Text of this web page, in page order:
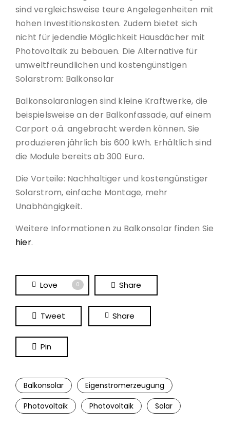
sind vergleichsweise teure Angelegenheiten mit
hohen Investitionskosten. Zudem bietet sich
nicht für jedendie Möglichkeit Hausdächer mit
Photovoltaik zu bebauen. Die Alternative für
umweltfreundlichen und kostengünstigen
Solarstrom: Balkonsolar
Balkonsolaranlagen sind kleine Kraftwerke, die
beispielsweise an der Balkonfassade, auf einem
Carport o.ä. angebracht werden können. Sie
produzieren jährlich bis 600 kWh. Erhältlich sind
die Module bereits ab 300 Euro.
Die Vorteile: Nachhaltiger und kostengünstiger
Solarstrom, einfache Montage, mehr
Unabhängigkeit.
Weitere Informationen zu Balkonsolar finden Sie
hier.
Love 0 Share
Tweet Share
Pin
Balkonsolar
Eigenstromerzeugung
Photovoltaik
Photovoltaik Solar